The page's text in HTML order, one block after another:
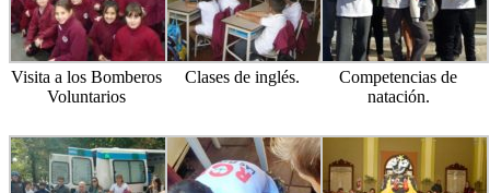
Visita a los Bomberos
Voluntarios
Clases de inglés.
Competencias de
natación.